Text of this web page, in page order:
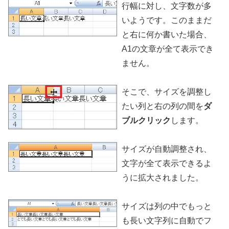
行幅に対し、文字数が多
いようです。このままだ
と右に何か書いた場合、
A1の文章が全て表示でき
ません。
そこで、サイズを調整し
たい列と右の列の間をダ
ブルクリック します。
サイズが自動調整され、
文字が全て表示できるよ
うに拡大されました。
サイズは列の中でもっと
も長い文字列に自動でフ